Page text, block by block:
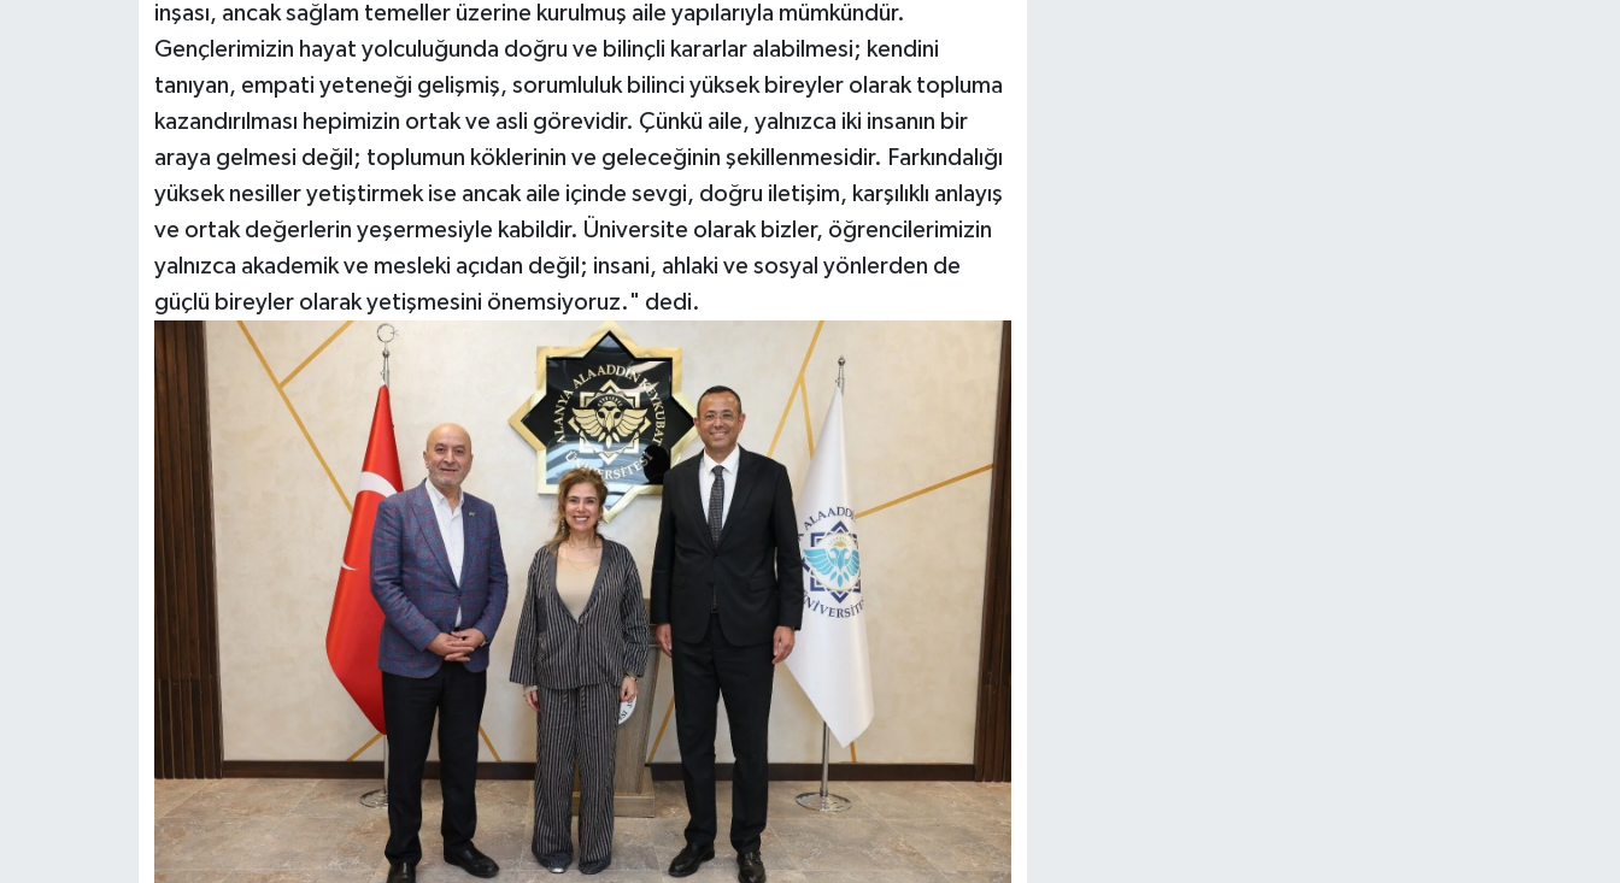
inşası, ancak sağlam temeller üzerine kurulmuş aile yapılarıyla mümkündür.
Gençlerimizin hayat yolculuğunda doğru ve bilinçli kararlar alabilmesi; kendini
tanıyan, empati yeteneği gelişmiş, sorumluluk bilinci yüksek bireyler olarak topluma
kazandırılması hepimizin ortak ve asli görevidir. Çünkü aile, yalnızca iki insanın bir
araya gelmesi değil; toplumun köklerinin ve geleceğinin şekillenmesidir. Farkındalığı
yüksek nesiller yetiştirmek ise ancak aile içinde sevgi, doğru iletişim, karşılıklı anlayış
ve ortak değerlerin yeşermesiyle kabildir. Üniversite olarak bizler, öğrencilerimizin
yalnızca akademik ve mesleki açıdan değil; insani, ahlaki ve sosyal yönlerden de
güçlü bireyler olarak yetişmesini önemsiyoruz." dedi.